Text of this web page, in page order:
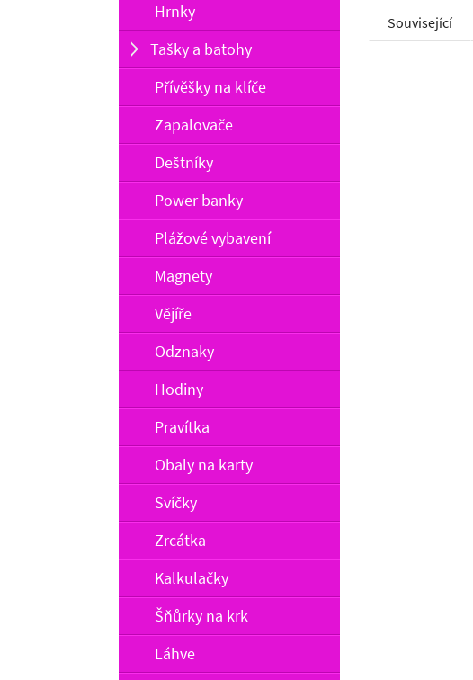
Hrnky
Tašky a batohy
Přívěšky na klíče
Zapalovače
Deštníky
Power banky
Plážové vybavení
Magnety
Vějíře
Odznaky
Hodiny
Pravítka
Obaly na karty
Svíčky
Zrcátka
Kalkulačky
Šňůrky na krk
Láhve
Související